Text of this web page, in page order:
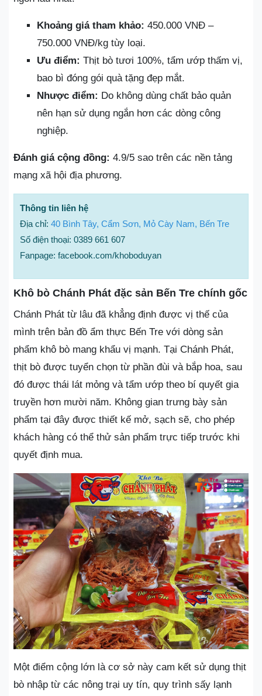
Khoảng giá tham khảo: 450.000 VNĐ –
750.000 VNĐ/kg tùy loại.
Ưu điểm: Thịt bò tươi 100%, tẩm ướp thấm vị,
bao bì đóng gói quà tặng đẹp mắt.
Nhược điểm: Do không dùng chất bảo quản
nên hạn sử dụng ngắn hơn các dòng công
nghiệp.
Đánh giá cộng đồng: 4.9/5 sao trên các nền tảng
mạng xã hội địa phương.
Thông tin liên hệ
Địa chỉ: 40 Bình Tây, Cẩm Sơn, Mỏ Cày Nam, Bến Tre
Số điện thoại: 0389 661 607
Fanpage: facebook.com/khoboduyan
Khô bò Chánh Phát đặc sản Bến Tre chính gốc
Chánh Phát từ lâu đã khẳng định được vị thế của
mình trên bản đồ ẩm thực Bến Tre với dòng sản
phẩm khô bò mang khẩu vị mạnh. Tại Chánh Phát,
thịt bò được tuyển chọn từ phần đùi và bắp hoa, sau
đó được thái lát mỏng và tẩm ướp theo bí quyết gia
truyền hơn mười năm. Không gian trưng bày sản
phẩm tại đây được thiết kế mở, sạch sẽ, cho phép
khách hàng có thể thử sản phẩm trực tiếp trước khi
quyết định mua.
Một điểm cộng lớn là cơ sở này cam kết sử dụng thịt
bò nhập từ các nông trại uy tín, quy trình sấy lạnh